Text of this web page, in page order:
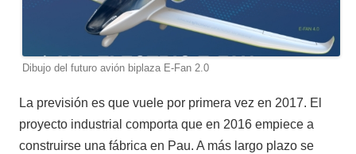
Dibujo del futuro avión biplaza E-Fan 2.0
La previsión es que vuele por primera vez en 2017. El
proyecto industrial comporta que en 2016 empiece a
construirse una fábrica en Pau. A más largo plazo se